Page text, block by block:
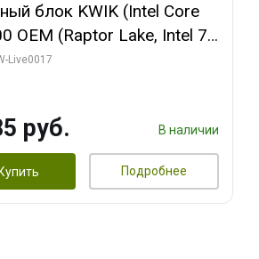
блок KWIK (Intel Core
OEM (Raptor Lake, Intel 7,
4PC/T8/ 32 ГБ ОЗУ (2
1 ТБ SSD)
Live0017
руб. В наличии
Купить Подробнее